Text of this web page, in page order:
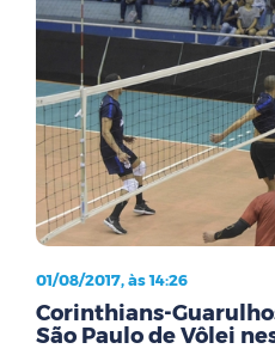
01/08/2017, às 14:26
Corinthians-
São Paulo de Vôlei